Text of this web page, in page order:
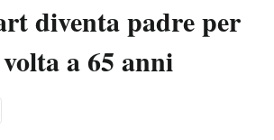
Moda
Consumismi
diventa padre per
a 65 anni